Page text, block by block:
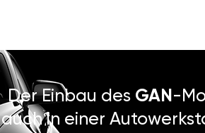
Der Einbau des GAN -
auch in einer